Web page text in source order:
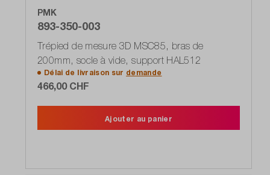
PMK
893-350-003
Trépied de mesure 3D MSC85, bras de
200mm, socle à vide, support HAL512
Délai de livraison sur demande
466,00 CHF
Ajouter au panier